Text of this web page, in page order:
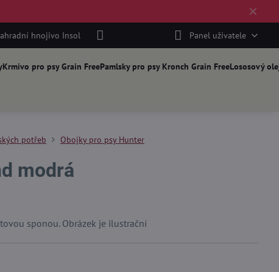
✕
hnojivo Insol Panel uživatele
Krmivo pro psy Grain FreePamlsky pro psy Kronch Grain FreeLososový
potřeb Obojky pro psy Hunter
modrá
sponou. Obrázek je ilustrační